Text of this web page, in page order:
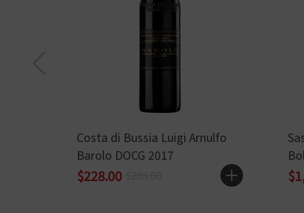
Costa di Bussia Luigi Arnulfo
Barolo DOCG 2017
$228.00